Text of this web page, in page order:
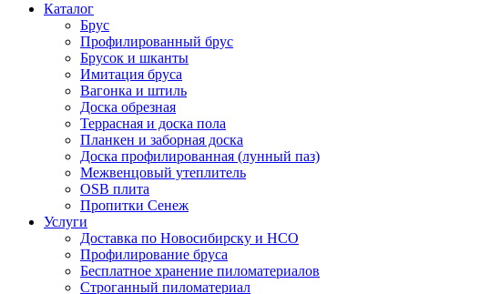
Каталог
Брус
Профилированный брус
Брусок и шканты
Имитация бруса
Вагонка и штиль
Доска обрезная
Террасная и доска пола
Планкен и заборная доска
Доска профилированная (лунный паз)
Межвенцовый утеплитель
OSB плита
Пропитки Сенеж
Услуги
Доставка по Новосибирску и НСО
Профилирование бруса
Бесплатное хранение пиломатериалов
Строганный пиломатериал